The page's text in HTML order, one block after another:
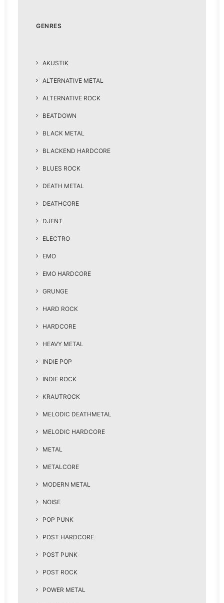
GENRES
AKUSTIK
ALTERNATIVE METAL
ALTERNATIVE ROCK
BEATDOWN
BLACK METAL
BLACKEND HARDCORE
BLUES ROCK
DEATH METAL
DEATHCORE
DJENT
ELECTRO
EMO
EMO HARDCORE
GRUNGE
HARD ROCK
HARDCORE
HEAVY METAL
INDIE POP
INDIE ROCK
KRAUTROCK
MELODIC DEATHMETAL
MELODIC HARDCORE
METAL
METALCORE
MODERN METAL
NOISE
POP PUNK
POST HARDCORE
POST PUNK
POST ROCK
POWER METAL